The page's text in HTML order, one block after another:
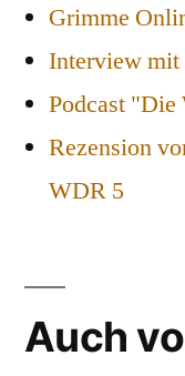
Grimme
Interview mit
Podcast "Die
Rezension
WDR 5
Auch